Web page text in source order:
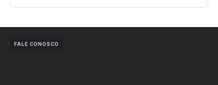
FALE CONOSCO